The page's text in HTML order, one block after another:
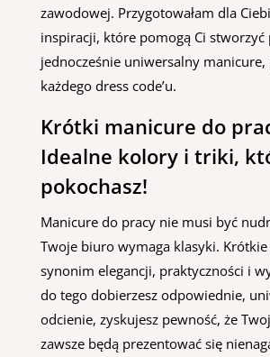
zawodowej. Przygotowałam dla
inspiracji, które pomogą Ci stworzyć
jednocześnie uniwersalny manicure,
każdego dress code’u.
Krótki manicure do
Idealne kolory i triki,
pokochasz!
Manicure do pracy nie musi być
Twoje biuro wymaga klasyki.
synonim elegancji, praktyczności i
do tego dobierzesz odpowiednie,
odcienie, zyskujesz pewność, że
zawsze będą prezentować się